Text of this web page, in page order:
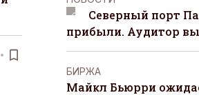
Северный порт
прибыли. Аудитор
БИРЖА
Майкл Бьюрри